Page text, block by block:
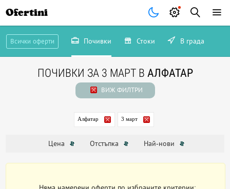
Ofertini
Всички оферти Почивки Стоки В града
ПОЧИВКИ ЗА 3 МАРТ В АЛФАТАР
ВИЖ ФИЛТРИ
Алфатар 3 март
Цена Отстъпка Най-нови